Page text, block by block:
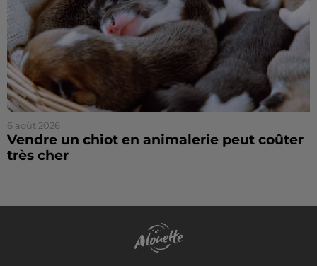
6 août 2026
Vendre un chiot en animalerie peut coûter
très cher